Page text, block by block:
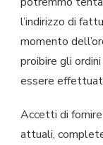
l’indirizzo di
momento
proibire gli
essere
Accetti di
attuali,